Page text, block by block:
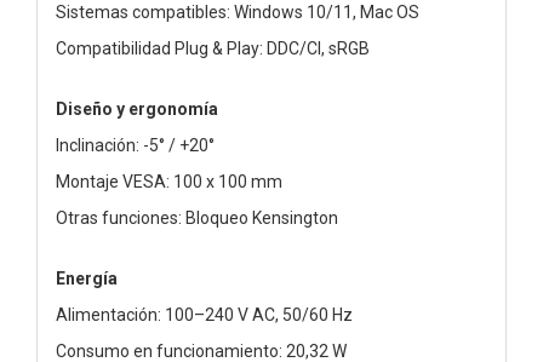
Sistemas compatibles: Windows 10/11, Mac OS
Compatibilidad Plug & Play: DDC/CI, sRGB
Diseño y ergonomía
Inclinación: -5° / +20°
Montaje VESA: 100 x 100 mm
Otras funciones: Bloqueo Kensington
Energía
Alimentación: 100–240 V AC, 50/60 Hz
Consumo en funcionamiento: 20,32 W